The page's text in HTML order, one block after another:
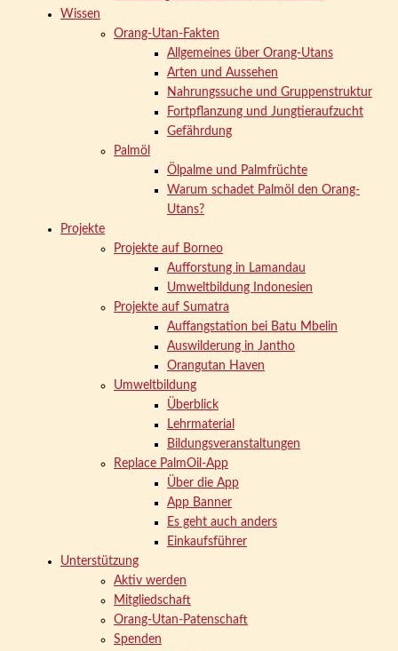
Wissen
Orang-Utan-Fakten
Allgemeines über Orang-Utans
Arten und Aussehen
Nahrungssuche und Gruppenstruktur
Fortpflanzung und Jungtieraufzucht
Gefährdung
Palmöl
Ölpalme und Palmfrüchte
Warum schadet Palmöl den Orang-
Utans?
Projekte
Projekte auf Borneo
Aufforstung in Lamandau
Umweltbildung Indonesien
Projekte auf Sumatra
Auffangstation bei Batu Mbelin
Auswilderung in Jantho
Orangutan Haven
Umweltbildung
Überblick
Lehrmaterial
Bildungsveranstaltungen
Replace PalmOil-App
Über die App
App Banner
Es geht auch anders
Einkaufsführer
Unterstützung
Aktiv werden
Mitgliedschaft
Orang-Utan-Patenschaft
Spenden